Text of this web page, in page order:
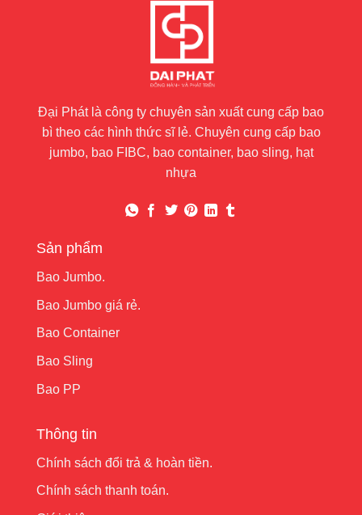
Đại Phát là công ty chuyên sản xuất cung cấp bao
bì theo các hình thức sĩ lẻ. Chuyên cung cấp bao
jumbo, bao FIBC, bao container, bao sling, hạt
nhựa
Sản phẩm
Bao Jumbo.
Bao Jumbo giá rẻ.
Bao Container
Bao Sling
Bao PP
Thông tin
Chính sách đổi trả & hoàn tiền.
Chính sách thanh toán.